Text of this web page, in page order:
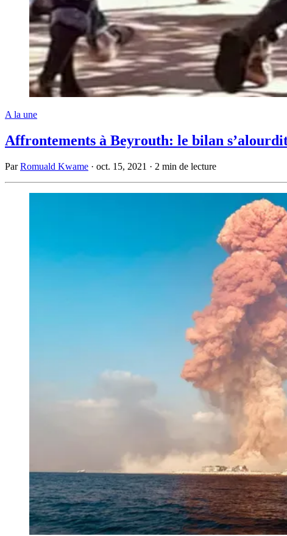
A la une
Affrontements à Beyrouth: le bilan
ParRomuald Kwame · oct. 15, 2021 · 2 min de lecture